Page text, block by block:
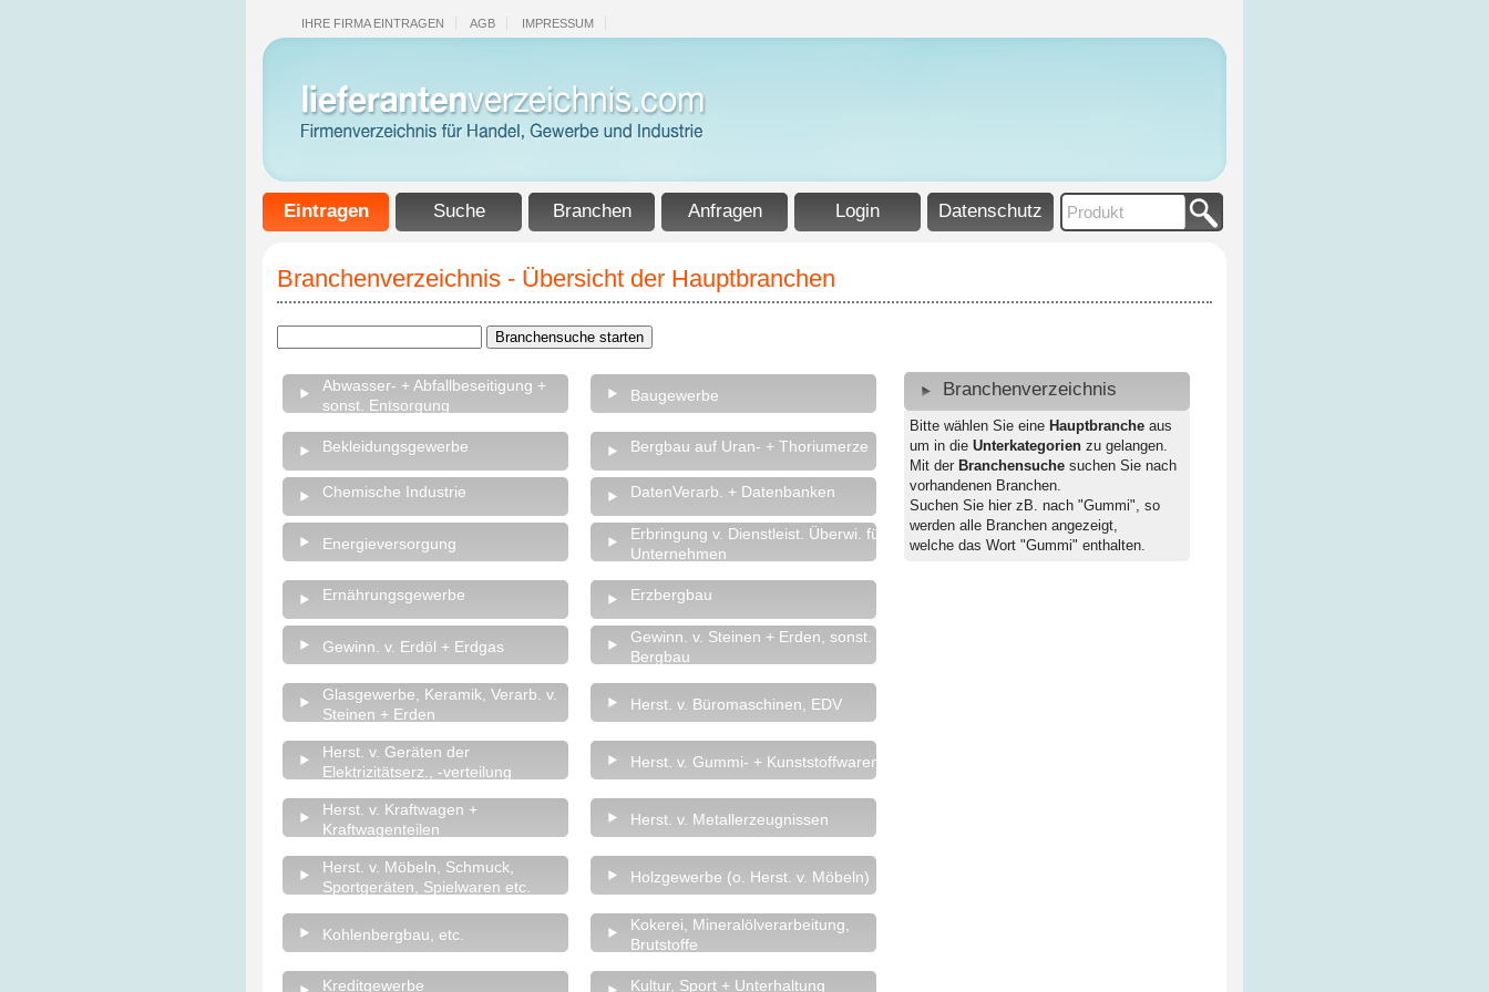
IHRE FIRMA EINTRAGEN AGB IMPRESSUM
Eintragen Suche Branchen Anfragen Login Datenschutz
Branchenverzeichnis - Übersicht der Hauptbranchen
Abwasser- + Abfallbeseitigung +
sonst. Entsorgung
Baugewerbe
Bekleidungsgewerbe Bergbau auf Uran- + Thoriumerze
Chemische Industrie DatenVerarb. + Datenbanken
Energieversorgung
Erbringung v. Dienstleist. Überwi. für
Unternehmen
Ernährungsgewerbe Erzbergbau
Gewinn. v. Erdöl + Erdgas
Gewinn. v. Steinen + Erden, sonst.
Bergbau
Glasgewerbe, Keramik, Verarb. v.
Steinen + Erden
Herst. v. Büromaschinen, EDV
Herst. v. Geräten der
Elektrizitätserz., -verteilung
Herst. v. Gummi- + Kunststoffwaren
Herst. v. Kraftwagen +
Kraftwagenteilen
Herst. v. Metallerzeugnissen
Herst. v. Möbeln, Schmuck,
Sportgeräten, Spielwaren etc.
Holzgewerbe (o. Herst. v. Möbeln)
Kohlenbergbau, etc.
Kokerei, Mineralölverarbeitung,
Brutstoffe
Kreditgewerbe Kultur, Sport + Unterhaltung
Branchenverzeichnis
Bitte wählen Sie eine Hauptbranche aus
um in die Unterkategorien zu gelangen.
Mit der Branchensuche suchen Sie nach
vorhandenen Branchen.
Suchen Sie hier zB. nach "Gummi", so
werden alle Branchen angezeigt,
welche das Wort "Gummi" enthalten.